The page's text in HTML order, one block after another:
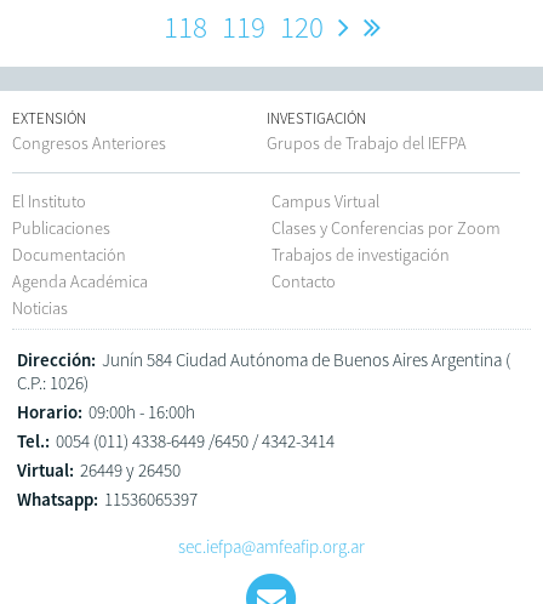
118 119 120
EXTENSIÓN
Congresos Anteriores
INVESTIGACIÓN
Grupos de Trabajo del IEFPA
El Instituto
Publicaciones
Documentación
Agenda Académica
Noticias
Campus Virtual
Clases y Conferencias por Zoom
Trabajos de investigación
Contacto
Dirección: Junín 584 Ciudad Autónoma de Buenos Aires Argentina (
C.P.: 1026)
Horario: 09:00h - 16:00h
Tel.: 0054 (011) 4338-6449 /6450 / 4342-3414
Virtual: 26449 y 26450
Whatsapp: 11536065397
sec.iefpa@amfeafip.org.ar